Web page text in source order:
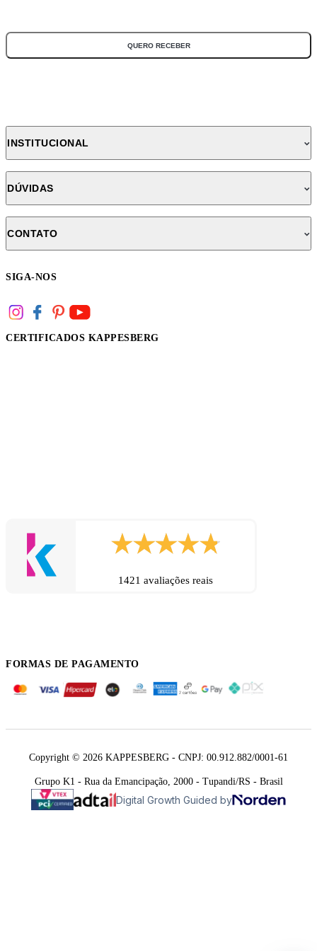
QUERO RECEBER
INSTITUCIONAL
DÚVIDAS
CONTATO
SIGA-NOS
CERTIFICADOS KAPPESBERG
1421 avaliações reais
FORMAS DE PAGAMENTO
Copyright © 2026 KAPPESBERG - CNPJ: 00.912.882/0001-61
Grupo K1 - Rua da Emancipação, 2000 - Tupandi/RS - Brasil
Digital Growth Guided by